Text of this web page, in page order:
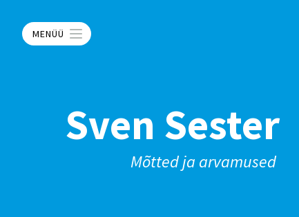
MENÜÜ
Sven Sester
Mõtted ja arvamused